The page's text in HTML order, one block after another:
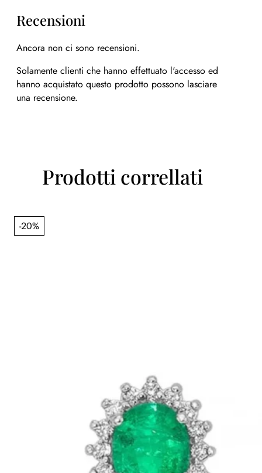
Recensioni
Ancora non ci sono recensioni.
Solamente clienti che hanno effettuato l'accesso ed
hanno acquistato questo prodotto possono lasciare
una recensione.
Prodotti correllati
-20%